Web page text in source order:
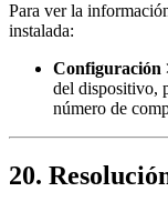
Para ver la
instalada:
Configuración
del dispositivo,
número de
20.